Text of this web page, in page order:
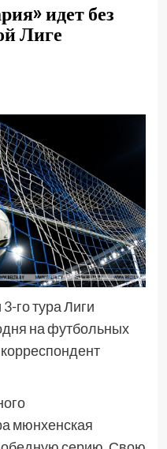
идет без
Лиге
го тура Лиги
на футбольных
мюнхенская